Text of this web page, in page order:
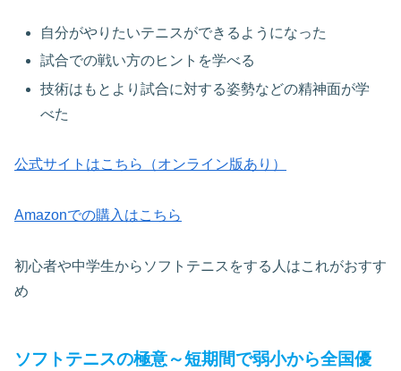
自分がやりたいテニスができるようになった
試合での戦い方のヒントを学べる
技術はもとより試合に対する姿勢などの精神面が学
べた
公式サイトはこちら（オンライン版あり）
Amazonでの購入はこちら
初心者や中学生からソフトテニスをする人はこれがおすす
め
ソフトテニスの極意～短期間で弱小から全国優